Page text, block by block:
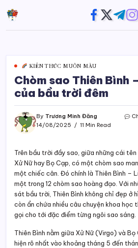
to
content
https://
https://
Đường
Chân
Website
Trương
KIẾN THỨC MUÔN MÀU
Chòm sao Thiên Bình
của bầu trời đêm
By Trương Minh Đăng
14/08/2025
11 Min Read
Trên bầu trời đầy sao, giữa những cái tên
Xử Nữ hay Bọ Cạp, có một chòm sao
một chiếc cân. Đó chính là Thiên Bình –
một trong 12 chòm sao hoàng đạo. Với
sát bầu trời, Thiên Bình không chỉ đẹp ở
còn ẩn chứa nhiều câu chuyện khoa học
gọi cho tới đặc điểm từng ngôi sao sáng.
Thiên Bình nằm giữa Xử Nữ (Virgo) và
hiện rõ nhất vào khoảng tháng 5 đến